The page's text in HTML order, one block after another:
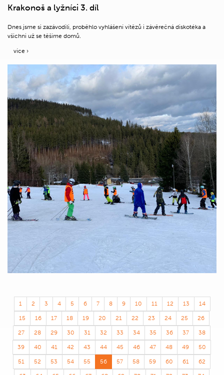
Krakonoš a lyžníci 3. díl
Dnes jsme si zazávodili, proběhlo vyhlášení vítězů i závěrečná diskotéka a
všichni už se těšíme domů.
více ›
1 2 3 4 5 6 7 8 9 10 11 12 13 14
15 16 17 18 19 20 21 22 23 24 25 26
27 28 29 30 31 32 33 34 35 36 37 38
39 40 41 42 43 44 45 46 47 48 49 50
51 52 53 54 55 56 57 58 59 60 61 62